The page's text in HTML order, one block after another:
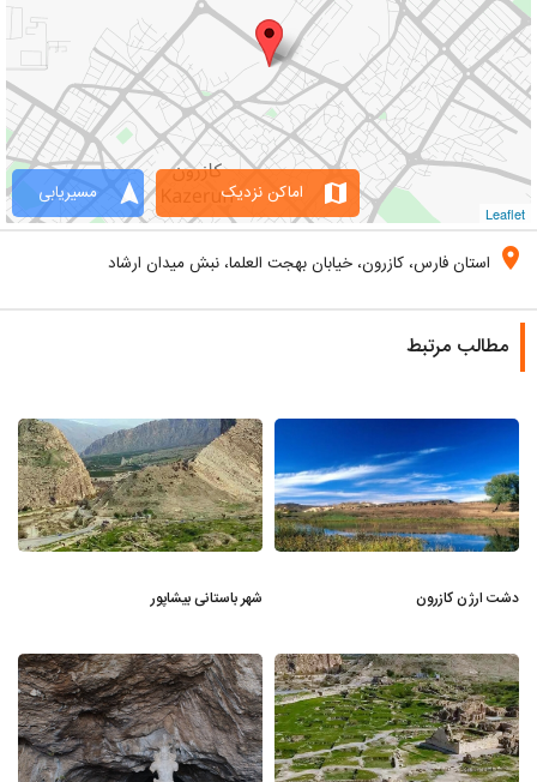
Leaflet
navigation مسیریابی map اماکن نزدیک
location_on استان فارس، کازرون، خیابان بهجت العلما، نبش میدان ارشاد
مطالب مرتبط
دشت ارژن کازرون شهر باستانی بیشاپور